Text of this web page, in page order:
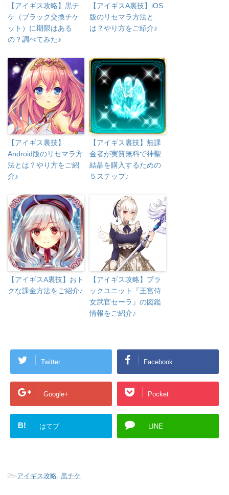
【アイギス攻略】黒チ
ケ（ブラック交換チケ
ット）に期限はある
の？調べてみた♪
【アイギスA裏技】iOS
版のリセマラ方法と
は？やり方をご紹介♪
【アイギス裏技】
Android版のリセマラ方
法とは？やり方をご紹
介♪
【アイギス裏技】無課
金者が実質無料で神聖
結晶を購入するための
５ステップ♪
【アイギスA裏技】おト
クな課金方法をご紹介♪
【アイギス攻略】ブラ
ックユニット『王宮侍
女武官セーラ』の図鑑
情報をご紹介♪
Twitter Facebook
Google+ Pocket
B! はてブ LINE
-アイギス攻略, 黒チケ